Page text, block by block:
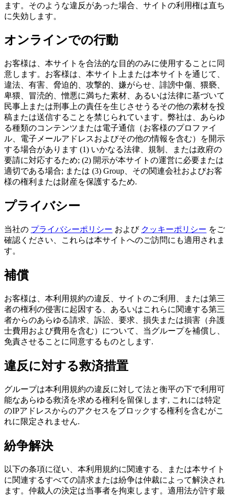
ます。そのような違反があった場合、サイトの利用権は直ち
に失効します。
オンラインでの行動
お客様は、本サイトを合法的な目的のみに使用することに同
意します。お客様は、本サイト上または本サイトを通じて、
違法、有害、脅迫的、攻撃的、嫌がらせ、誹謗中傷、猥褻、
卑猥、冒涜的、憎悪に満ちた素材、あるいは法律に基づいて
民事上または刑事上の責任を生じさせうるその他の素材を投
稿または送信することを禁じられています。弊社は、あらゆ
る種類のコンテンツまたは電子通信（お客様のプロファイ
ル、電子メールアドレスおよびその他の情報を含む）を開示
する場合があります (1) いかなる法律、規制、または政府の
要請に対応するため; (2) 開示が本サイトの運営に必要または
適切である場合; または (3) Group、その関連会社およびお客
様の権利または財産を保護するため.
プライバシー
当社の プライバシーポリシー および クッキーポリシー をご
確認ください、これらは本サイトへのご訪問にも適用されま
す。
補償
お客様は、本利用規約の違反、サイトのご利用、または第三
者の権利の侵害に起因する、あるいはこれらに関連する第三
者からのあらゆる請求、訴訟、要求、損失または損害（弁護
士費用および費用を含む）について、当グループを補償し、
免責させることに同意するものとします.
違反に対する救済措置
グループは本利用規約の違反に対して法と衡平の下で利用可
能なあらゆる救済を求める権利を留保します, これには特定
のIPアドレスからのアクセスをブロックする権利を含むがこ
れに限定されません.
紛争解決
以下の条項に従い、本利用規約に関連する、または本サイト
に関連するすべての請求または紛争は仲裁によって解決され
ます。仲裁人の決定は当事者を拘束します。適用法が許す最